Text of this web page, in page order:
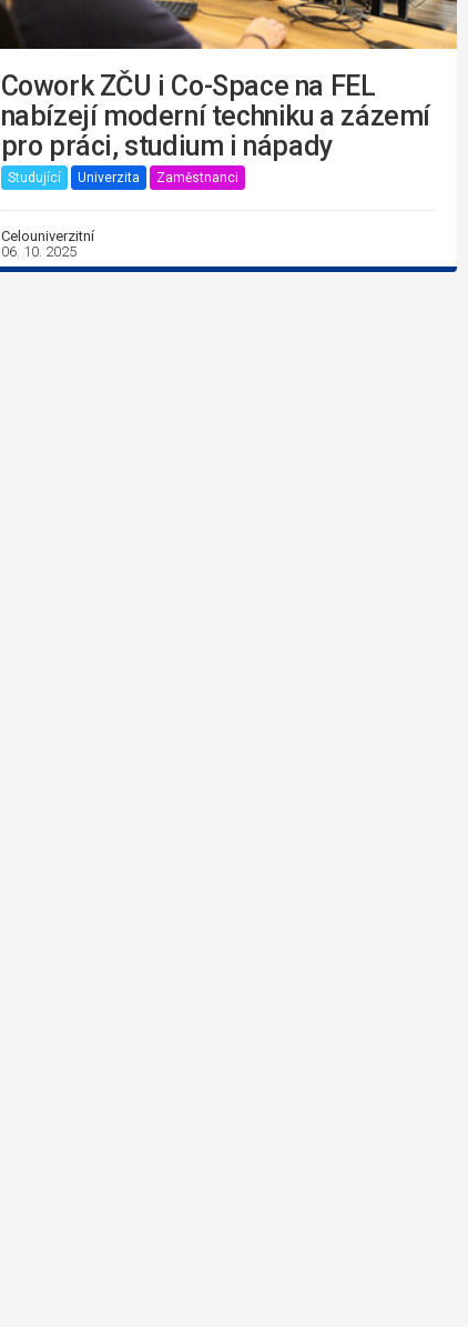
Cowork ZČU i Co-Space na FEL
nabízejí moderní techniku a zázemí
pro práci, studium i nápady
Studující Univerzita Zaměstnanci
Celouniverzitní
06. 10. 2025